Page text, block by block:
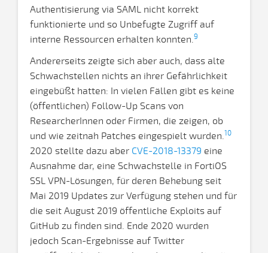
Authentisierung via SAML nicht korrekt
funktionierte und so Unbefugte Zugriff auf
interne Ressourcen erhalten konnten.9
Andererseits zeigte sich aber auch, dass alte
Schwachstellen nichts an ihrer Gefährlichkeit
eingebüßt hatten: In vielen Fällen gibt es keine
(öffentlichen) Follow-Up Scans von
ResearcherInnen oder Firmen, die zeigen, ob
und wie zeitnah Patches eingespielt wurden.10
2020 stellte dazu aber CVE-2018-13379 eine
Ausnahme dar, eine Schwachstelle in FortiOS
SSL VPN-Lösungen, für deren Behebung seit
Mai 2019 Updates zur Verfügung stehen und für
die seit August 2019 öffentliche Exploits auf
GitHub zu finden sind. Ende 2020 wurden
jedoch Scan-Ergebnisse auf Twitter